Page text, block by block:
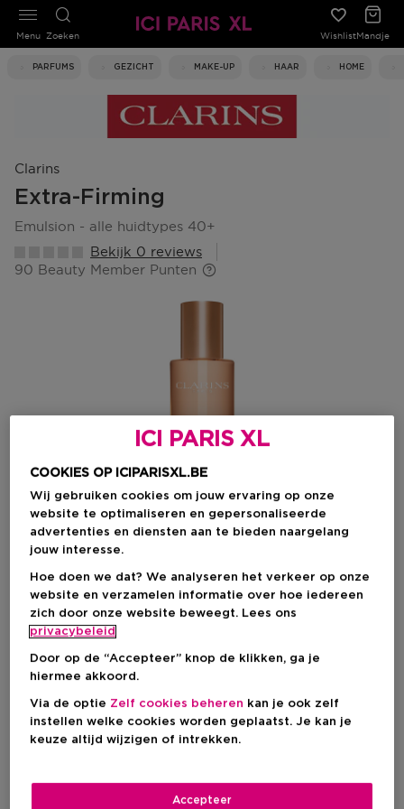
Zoeken WishlistMandje
PARFUMS GEZICHT MAKE-UP HAAR HOME
Menu
Clarins
Extra-Firming
emulsion - alle huidtypes 40+
Bekijk 0 reviews
90 Beauty Member Punten
Kies je formaat
100 ML Op voorraad
ICI PARIS XL
COOKIES OP ICIPARISXL.BE
Wij gebruiken cookies om jouw ervaring op onze
website te optimaliseren en gepersonaliseerde
advertenties en diensten aan te bieden naargelang
jouw interesse.
Hoe doen we dat? We analyseren het verkeer op onze
website en verzamelen informatie over hoe iedereen
zich door onze website beweegt. Lees ons
privacybeleid
Door op de “Accepteer” knop de klikken, ga je
hiermee akkoord.
Via de optie Zelf cookies beheren kan je ook zelf
instellen welke cookies worden geplaatst. Je kan je
keuze altijd wijzigen of intrekken.
Accepteer